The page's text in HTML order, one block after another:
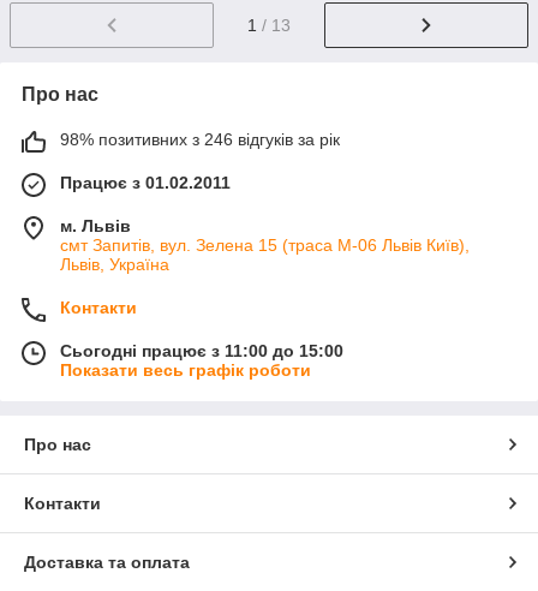
1 / 13
Про нас
98% позитивних з 246 відгуків за рік
Працює з 01.02.2011
м. Львів
смт Запитів, вул. Зелена 15 (траса М-06 Львів Київ),
Львів, Україна
Контакти
Сьогодні працює з 11:00 до 15:00
Показати весь графік роботи
Про нас
Контакти
Доставка та оплата